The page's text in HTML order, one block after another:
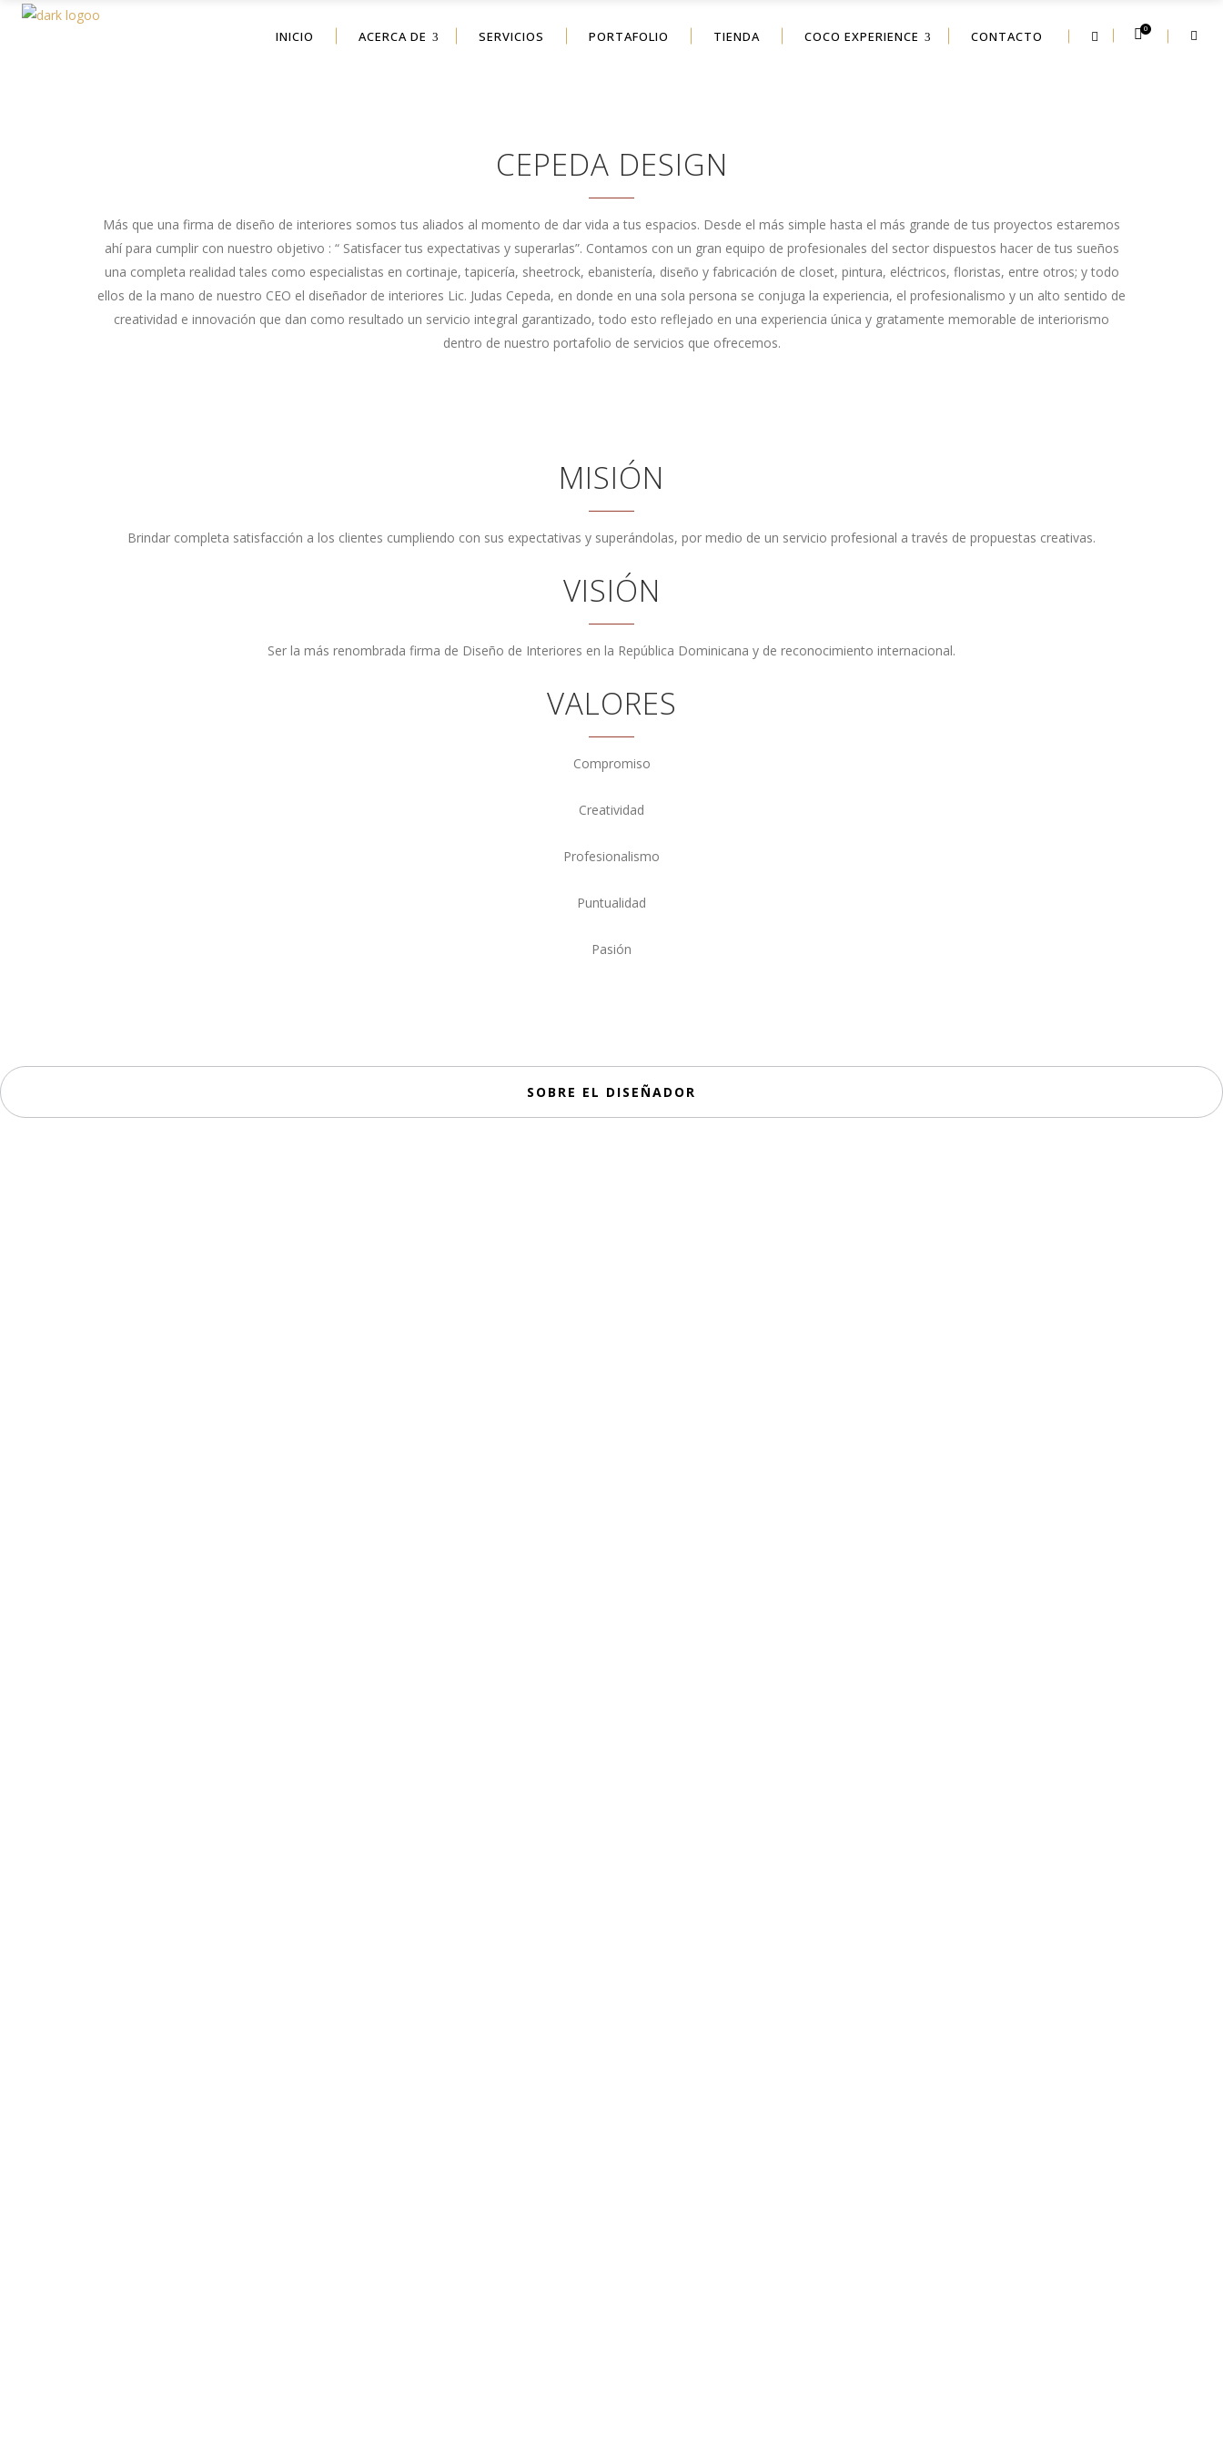
INICIO ACERCA DE SERVICIOS PORTAFOLIO TIENDA COCO EXPERIENCE CONTACTO 0
CEPEDA DESIGN
Más que una firma de diseño de ​interiores somos tus aliados al momento de dar vida a tus espacios. Desde el más simple hasta el más ​grande​ de tus proyectos estaremos
ahí para cumplir con nuestro objetivo : “​ S​atisfacer tus expectativas y superarlas”. Contamos con un gran equipo de profesionales del sector dispuestos hacer de tus sueños
una completa realidad tales como especialistas en cortinaje, tapicería, sheetrock, ebanistería, diseño y fabricación de closet, pintura, eléctricos, floristas, entre otros; y todo
ellos de la mano de nuestro CEO el diseñador de interiores Lic. Judas Cepeda, en donde en una sola persona se conjuga la experiencia, el profesionalismo y un alto sentido de
creatividad e innovación que dan como resultado un servicio integral garantizado​, todo esto​ reflejado en una experiencia única y gratamente memorable de interiorismo
dentro de nuestro portafolio de servicios que ofrecemos.
MISIÓN
Brindar completa satisfacción a los clientes cumpliendo con sus expectativas y superándolas, por medio de un servicio profesional a través de propuestas creativas.
VISIÓN
Ser la más renombrada firma de Diseño de Interiores en la República Dominicana y de reconocimiento internacional.
VALORES
Compromiso
Creatividad
Profesionalismo
Puntualidad
Pasión
SOBRE EL DISEÑADOR